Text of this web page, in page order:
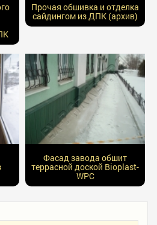
Прочая обшивка и отделка
сайдингом из ДПК (архив)
Фасад завода обшит
террасной доской Bioplast-
WPC